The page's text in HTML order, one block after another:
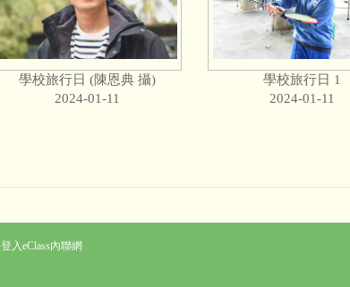
學校旅行日 (陳恩典 攝)
2024-01-11
學校旅行日 1
2024-01-11
登入eClass內聯網